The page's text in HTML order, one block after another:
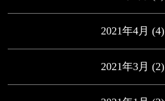
2021年4月 (4)
2021年3月 (2)